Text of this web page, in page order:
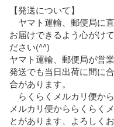
【発送について】
ヤマト運輸、郵便局に
お届けできるよう心がけ
ださい(^^)
ヤマト運輸、郵便局が営
発送でも当日出荷に間に
合があります。
らくらくメルカリ便か
メルカリ便かららくらく
とがあります、よろしく